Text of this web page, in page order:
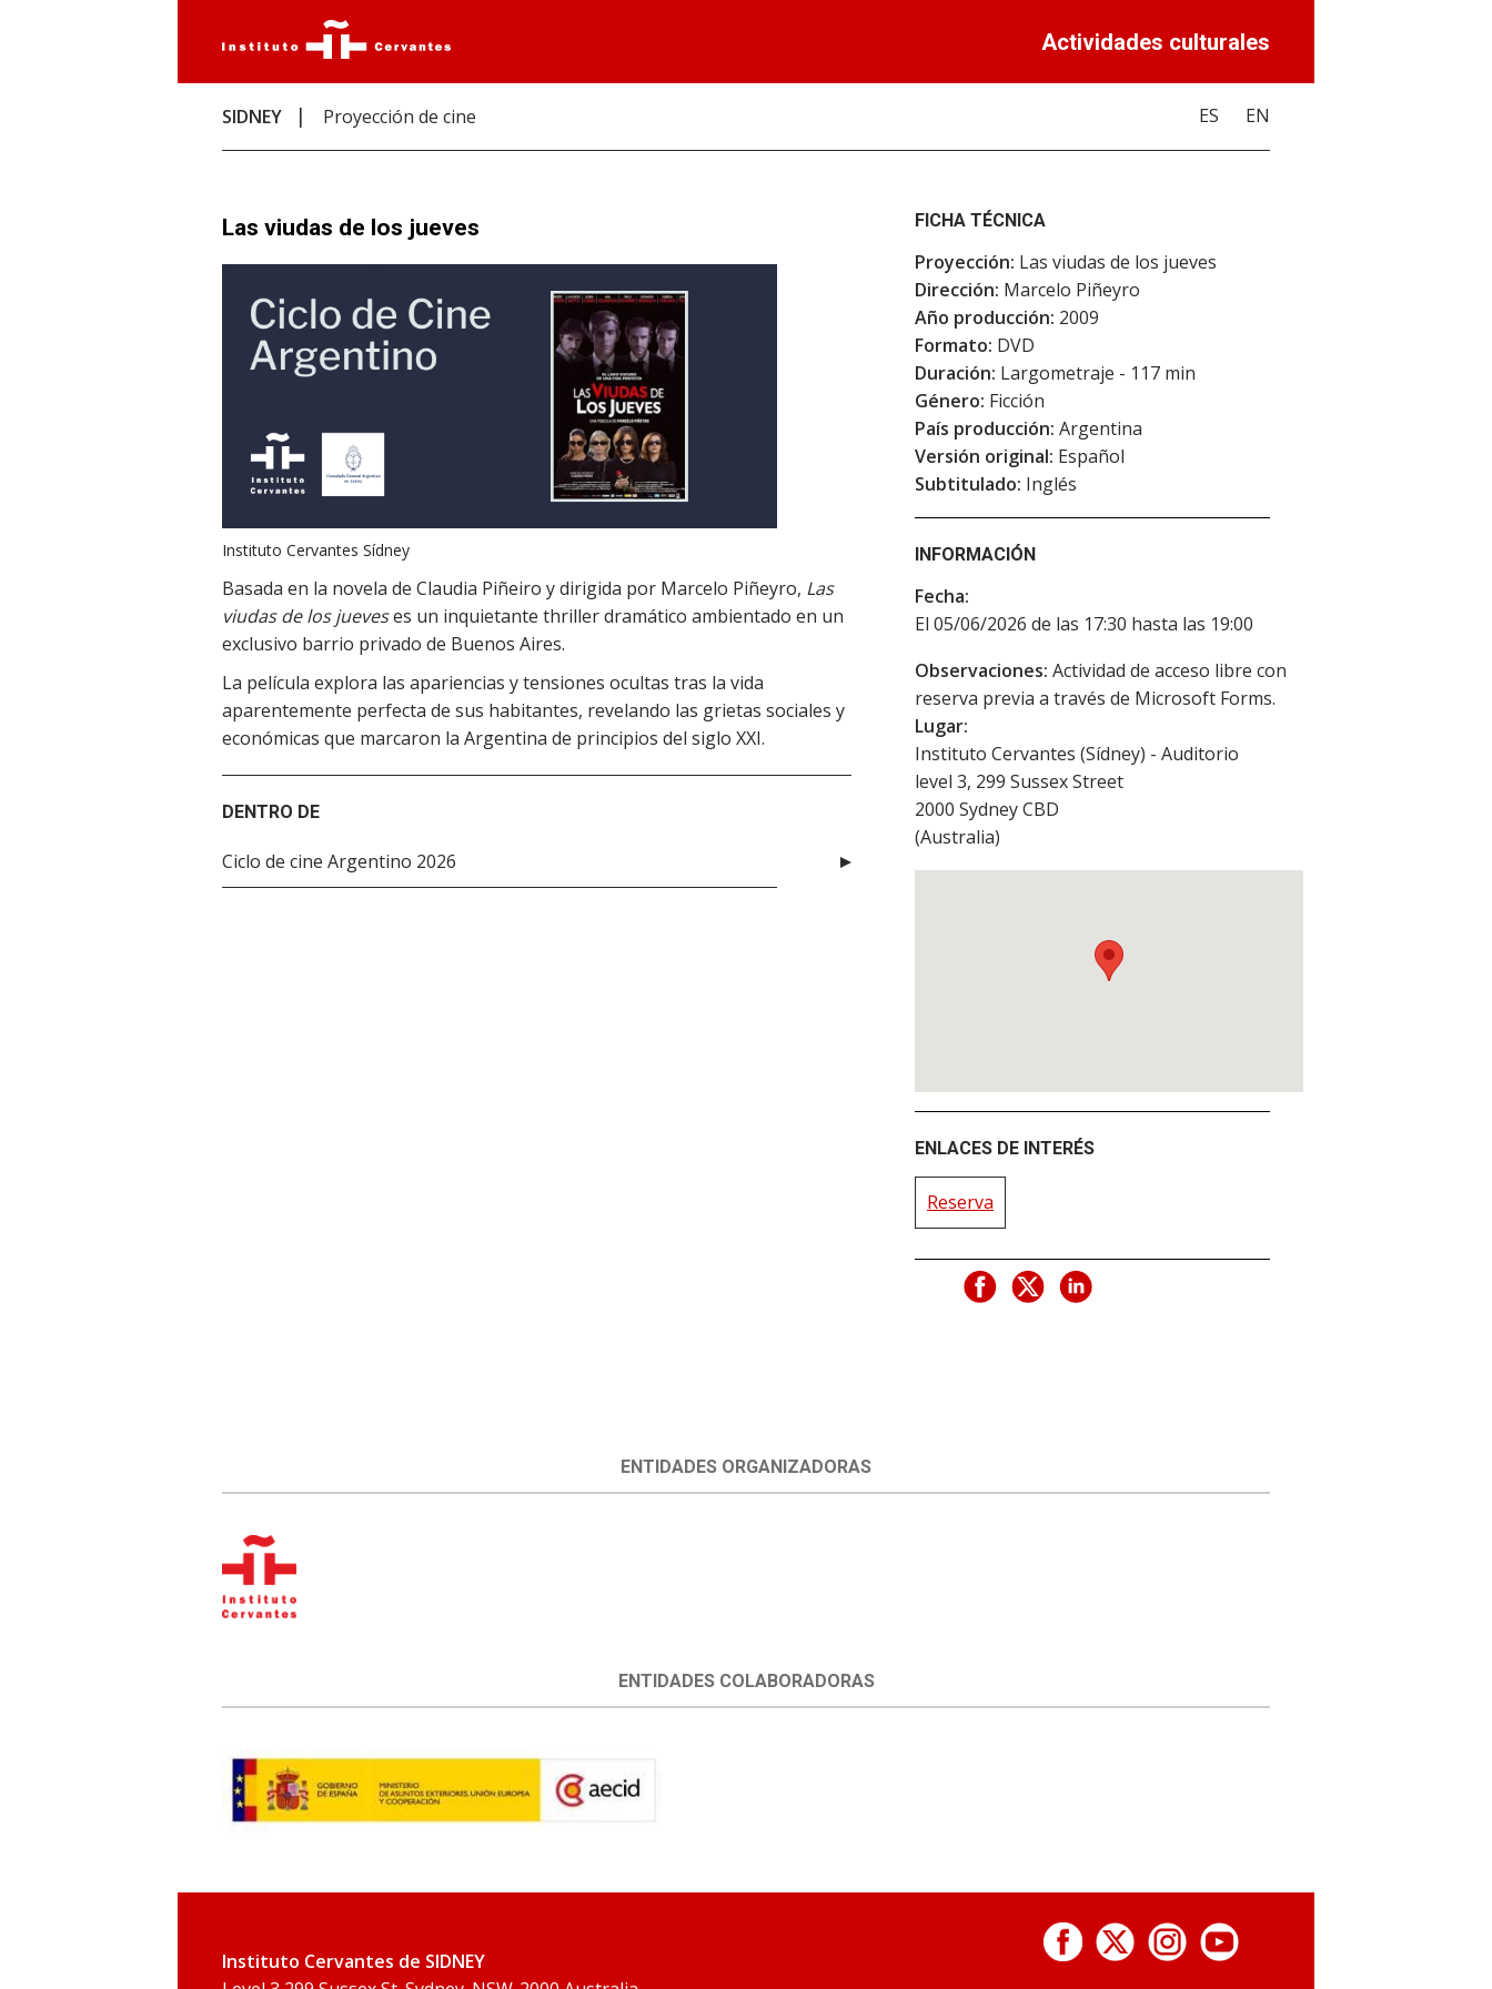
Actividades culturales
SIDNEY Proyección de cine ES EN
Las viudas de los jueves
Instituto Cervantes Sídney
Basada en la novela de Claudia Piñeiro y dirigida por Marcelo Piñeyro, Las
viudas de los jueveses un inquietante thriller dramático ambientado en un
exclusivo barrio privado de Buenos Aires.
La película explora las apariencias y tensiones ocultas tras la vida
aparentemente perfecta de sus habitantes, revelando las grietas sociales y
económicas que marcaron la Argentina de principios del siglo XXI.
DENTRO DE
Ciclo de cine Argentino 2026
FICHA TÉCNICA
Proyección: Las viudas de los jueves
Dirección: Marcelo Piñeyro
Año producción: 2009
Formato: DVD
Duración: Largometraje - 117 min
Género: Ficción
País producción: Argentina
Versión original: Español
Subtitulado: Inglés
INFORMACIÓN
Fecha:
El 05/06/2026 de las 17:30 hasta las 19:00
Observaciones: Actividad de acceso libre con
reserva previa a través de Microsoft Forms.
Lugar:
Instituto Cervantes (Sídney) - Auditorio
level 3, 299 Sussex Street
2000 Sydney CBD
(Australia)
ENLACES DE INTERÉS
Reserva
ENTIDADES ORGANIZADORAS
ENTIDADES COLABORADORAS
Instituto Cervantes de SIDNEY